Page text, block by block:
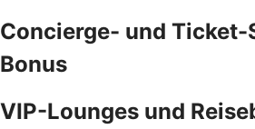
Concierge- und Ticket-
Bonus
VIP-Lounges und